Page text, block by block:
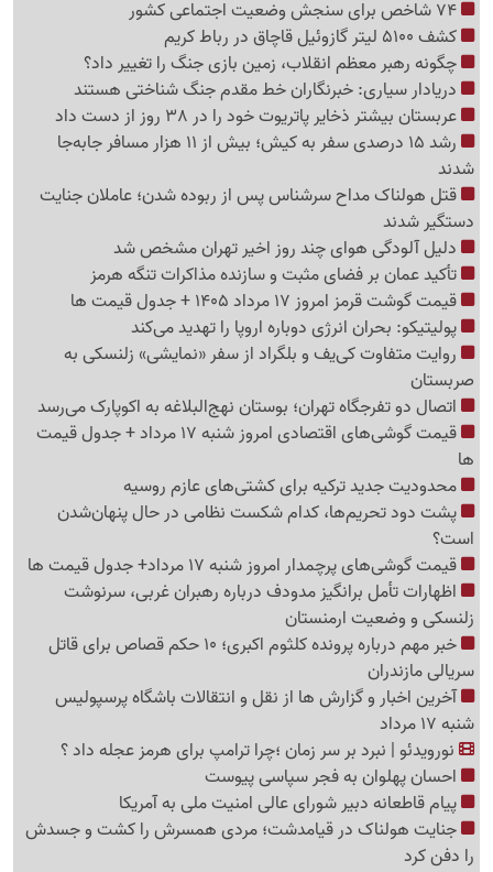
کشف 5100 لیتر گازوئیل قاچاق در رباط کریم
چگونه رهبر معظم انقلاب، زمین بازی جنگ را تغییر داد؟
دریادار سیاری: خبرنگاران خط مقدم جنگ شناختی هستند
عربستان بیشتر ذخایر پاتریوت خود را در 38 روز از دست داد
رشد 15 درصدی سفر به کیش؛ بیش از 11 هزار مسافر جابه‌جا
شدند
قتل هولناک مداح سرشناس پس از ربوده شدن؛ عاملان جنایت
دستگیر شدند
دلیل آلودگی هوای چند روز اخیر تهران مشخص شد
تأکید عمان بر فضای مثبت و سازنده مذاکرات تنگه هرمز
قیمت گوشت قرمز امروز 17 مرداد 1405 + جدول قیمت ها
پولیتیکو: بحران انرژی دوباره اروپا را تهدید می‌کند
روایت متفاوت کی‌یف و بلگراد از سفر «نمایشی» زلنسکی به
صربستان
اتصال دو تفرجگاه تهران؛ بوستان نهج‌البلاغه به اکوپارک می‌رسد
قیمت گوشی‌های اقتصادی امروز شنبه 17 مرداد + جدول قیمت
ها
محدودیت جدید ترکیه برای کشتی‌های عازم روسیه
پشت دود تحریم‌ها، کدام شکست نظامی در حال پنهان‌شدن
است؟
قیمت گوشی‌های پرچمدار امروز شنبه 17 مرداد+ جدول قیمت ها
اظهارات تأمل برانگیز مدودف درباره رهبران غربی، سرنوشت
زلنسکی و وضعیت ارمنستان
خبر مهم درباره پرونده کلثوم اکبری؛ 10 حکم قصاص برای قاتل
سریالی مازندران
آخرین اخبار و گزارش ها از نقل و انتقالات باشگاه پرسپولیس
شنبه 17 مرداد
نورویدئو | نبرد بر سر زمان ؛چرا ترامپ برای هرمز عجله داد ؟
احسان پهلوان به فجر سپاسی پیوست
پیام قاطعانه دبیر شورای عالی امنیت ملی به آمریکا
جنایت هولناک در قیامدشت؛ مردی همسرش را کشت و جسدش
را دفن کرد